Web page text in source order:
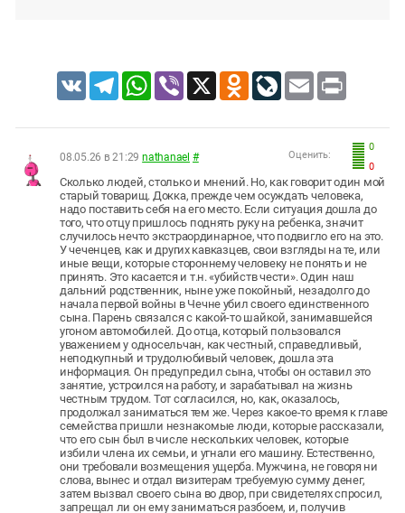
VK TelegramWhatsApp
Viber X Odnoklassniki
LiveJournal
Email Print
0
0
Оценить:
08.05.26 в 21:29 nathanael #
Сколько людей, столько и мнений. Но, как говорит один мой
старый товарищ. Докка, прежде чем осуждать человека,
надо поставить себя на его место. Если ситуация дошла до
того, что отцу пришлось поднять руку на ребенка, значит
случилось нечто экстраординарное, что подвигло его на это.
У чеченцев, как и других кавказцев, свои взгляды на те, или
иные вещи, которые стороннему человеку не понять и не
принять. Это касается и т.н. «убийств чести». Один наш
дальний родственник, ныне уже покойный, незадолго до
начала первой войны в Чечне убил своего единственного
сына. Парень связался с какой-то шайкой, занимавшейся
угоном автомобилей. До отца, который пользовался
уважением у односельчан, как честный, справедливый,
неподкупный и трудолюбивый человек, дошла эта
информация. Он предупредил сына, чтобы он оставил это
занятие, устроился на работу, и зарабатывал на жизнь
честным трудом. Тот согласился, но, как, оказалось,
продолжал заниматься тем же. Через какое-то время к главе
семейства пришли незнакомые люди, которые рассказали,
что его сын был в числе нескольких человек, которые
избили члена их семьи, и угнали его машину. Естественно,
они требовали возмещения ущерба. Мужчина, не говоря ни
слова, вынес и отдал визитерам требуемую сумму денег,
затем вызвал своего сына во двор, при свидетелях спросил,
запрещал ли он ему заниматься разбоем, и, получив